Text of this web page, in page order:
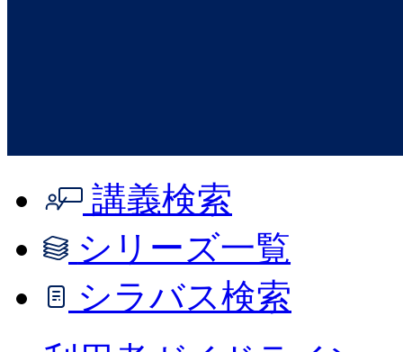
講義検索
シリーズ一覧
シラバス検索